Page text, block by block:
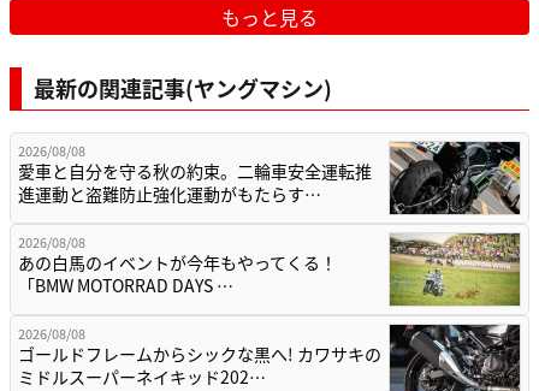
もっと見る
最新の関連記事(ヤングマシン)
2026/08/08
愛車と自分を守る秋の約束。二輪車安全運転推
進運動と盗難防止強化運動がもたらす…
2026/08/08
あの白馬のイベントが今年もやってくる！
「BMW MOTORRAD DAYS …
2026/08/08
ゴールドフレームからシックな黒へ! カワサキの
ミドルスーパーネイキッド202…